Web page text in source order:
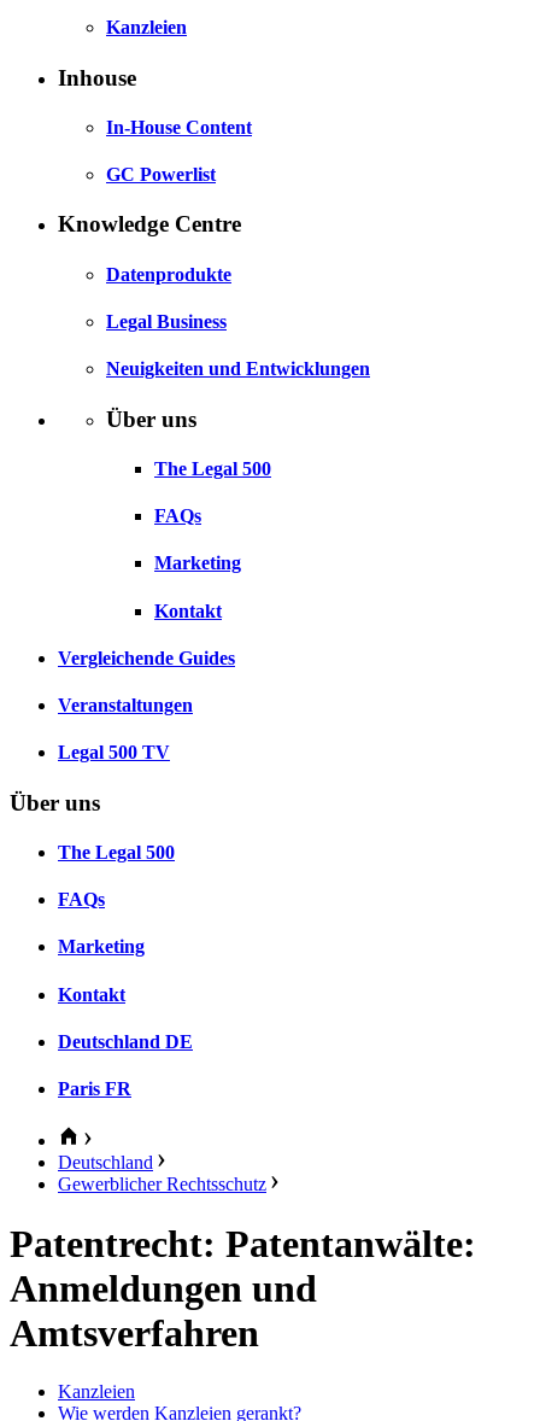
Kanzleien
Inhouse
In-House Content
GC Powerlist
Knowledge Centre
Datenprodukte
Legal Business
Neuigkeiten und Entwicklungen
Über uns
The Legal 500
FAQs
Marketing
Kontakt
Vergleichende Guides
Veranstaltungen
Legal 500 TV
Über uns
The Legal 500
FAQs
Marketing
Kontakt
Deutschland DE
Paris FR
Deutschland
Gewerblicher Rechtsschutz
Patentrecht: Patentanwälte:
Anmeldungen und
Amtsverfahren
Kanzleien
Wie werden Kanzleien gerankt?